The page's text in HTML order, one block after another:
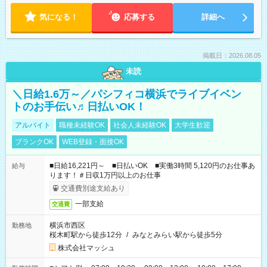
気になる！ 応募する 詳細へ
掲載日：2026.08.05
未読
＼日給1.6万～／パシフィコ横浜でライブイベン
トのお手伝い♬日払いOK！
アルバイト 職種未経験OK 社会人未経験OK
大学生歓迎
ブランクOK
WEB登録・面接OK
給与
■日給16,221円～ ■日払いOK ■実働3時間 5,120円のお仕事あ
ります！＃日収1万円以上のお仕事
交通費別途支給あり
交通費 一部支給
勤務地
横浜市西区
桜木町駅から徒歩12分 / みなとみらい駅から徒歩5分
株式会社マッシュ